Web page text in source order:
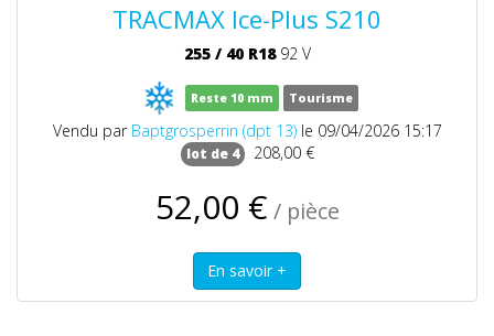
TRACMAX Ice-Plus S210
255 / 40 R1892 V
Reste 10 mm Tourisme
Vendu par Baptgrosperrin (dpt 13)le 09/04/2026 15:17
lot de 4 208,00 €
52,00 € / pièce